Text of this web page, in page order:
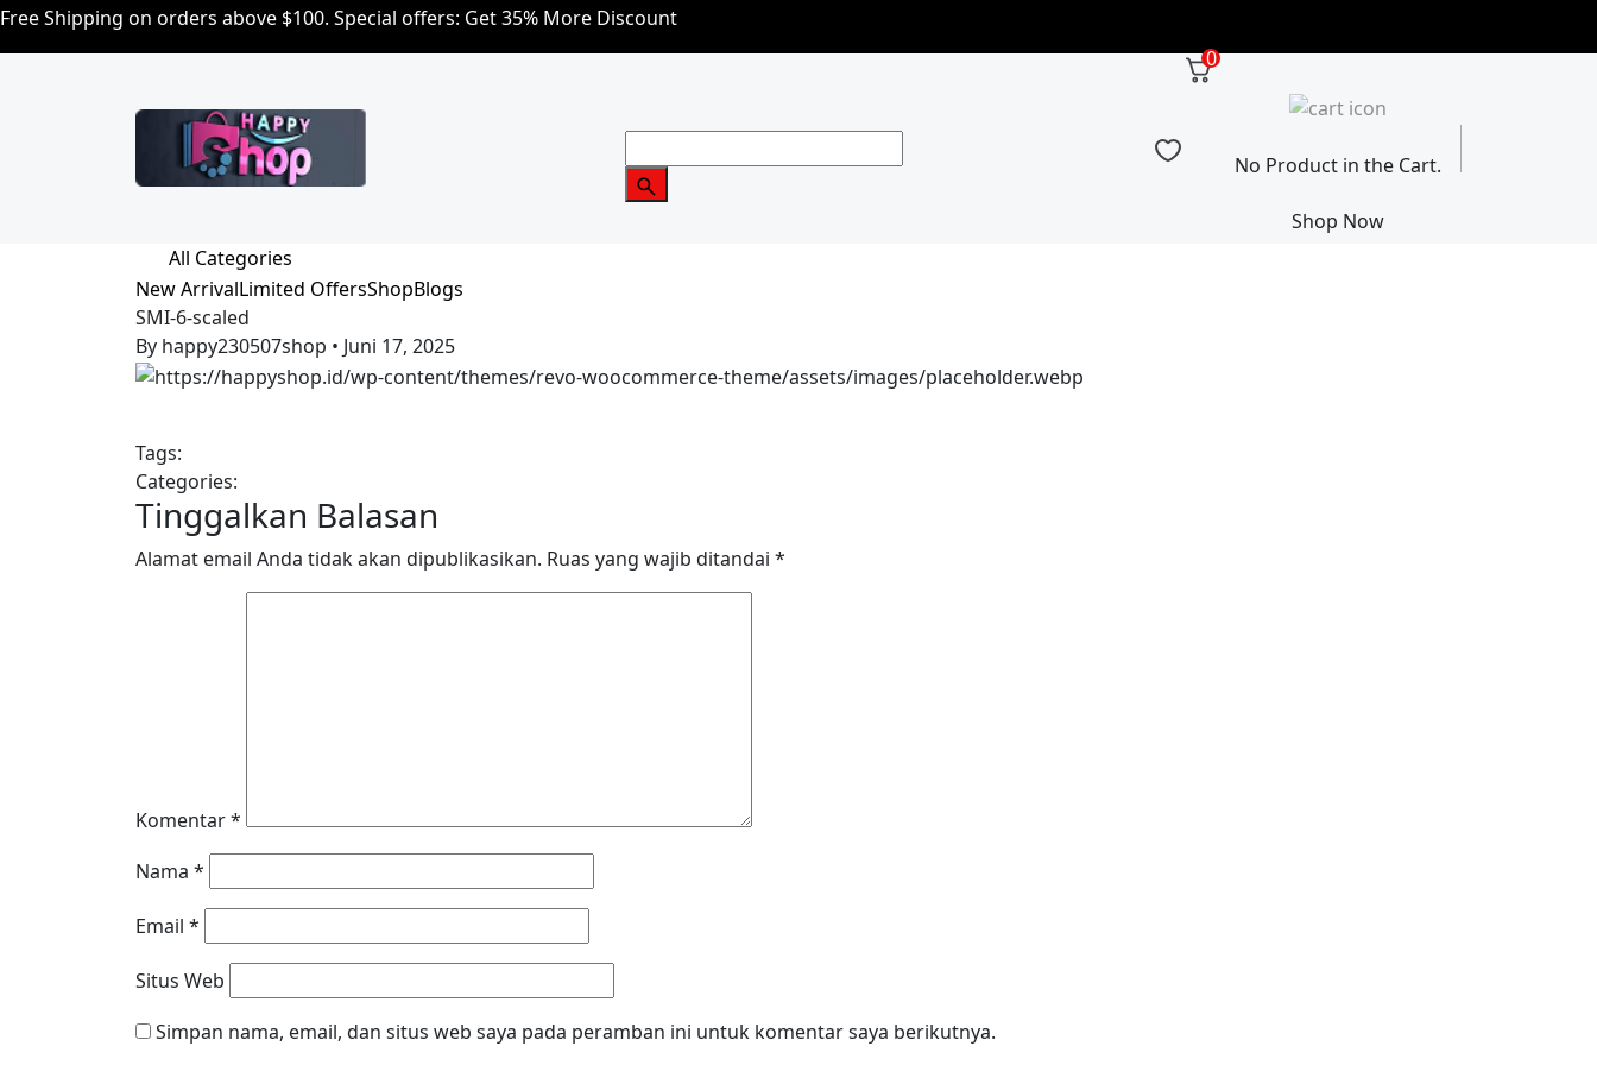
Free Shipping on orders above $100. Special offers: Get 35% More Discount
0
No Product in the Cart.
Shop Now
All Categories
New ArrivalLimited OffersShopBlogs
SMI-6-scaled
By happy230507shop • Juni 17, 2025
Tags:
Categories:
Tinggalkan Balasan
Alamat email Anda tidak akan dipublikasikan. Ruas yang wajib ditandai *
Komentar*
Nama *
Email *
Situs Web
Simpan nama, email, dan situs web saya pada peramban ini untuk komentar saya berikutnya.